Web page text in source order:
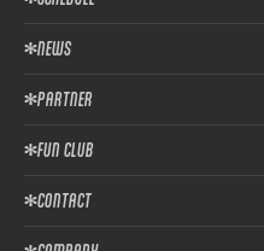
NEWS
PARTNER
FUN CLUB
CONTACT